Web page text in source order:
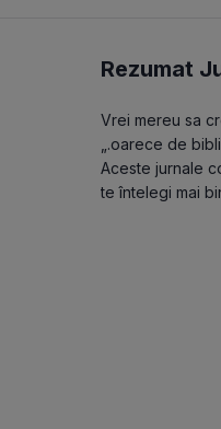
Rezumat
Vrei mereu sa
„.oarece de
Aceste jurnale
te întelegi mai